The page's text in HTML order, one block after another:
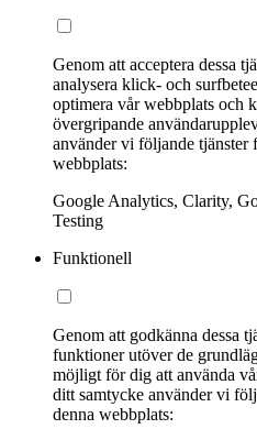
Genom att acceptera dessa
analysera klick- och
optimera vår webbplats och
övergripande
använder vi följande tjänster
webbplats:
Google Analytics, Clarity,
Testing
Funktionell
Genom att godkänna dessa
funktioner utöver de
möjligt för dig att använda
ditt samtycke använder vi
denna webbplats: